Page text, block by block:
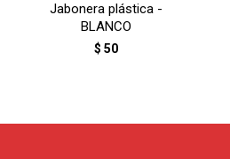
Jabonera plástica -
BLANCO
$ 50